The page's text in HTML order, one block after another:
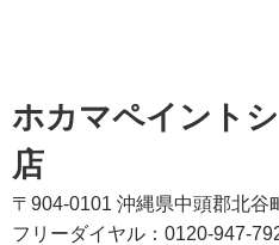
ホカマペイント
店
〒904-0101 沖縄県中頭郡北谷
フリーダイヤル：0120-947-